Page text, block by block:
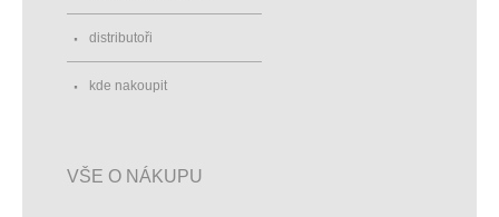
distributoři
kde nakoupit
VŠE O NÁKUPU